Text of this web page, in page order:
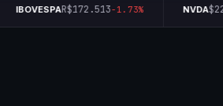
IBOVESPAR$172.513-1.73% NVDA